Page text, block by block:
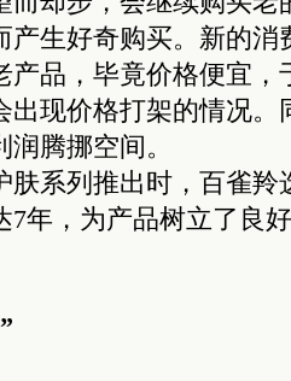
产生好奇购买。新的消
产品，毕竟价格便宜，
出现价格打架的情况。
腾挪空间。
系列推出时，百雀羚
7年，为产品树立了良